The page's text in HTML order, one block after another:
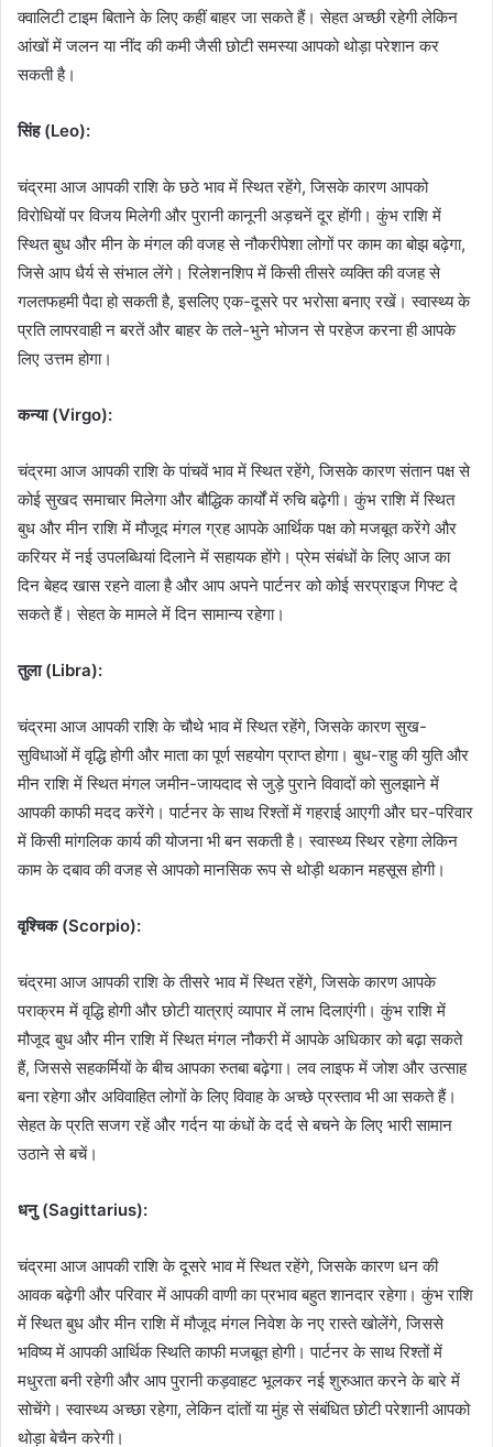
क्वालिटी टाइम बिताने के लिए कहीं बाहर जा सकते हैं। सेहत अच्छी रहेगी लेकिन
आंखों में जलन या नींद की कमी जैसी छोटी समस्या आपको थोड़ा परेशान कर
सकती है।
सिंह (Leo):
चंद्रमा आज आपकी राशि के छठे भाव में स्थित रहेंगे, जिसके कारण आपको
विरोधियों पर विजय मिलेगी और पुरानी कानूनी अड़चनें दूर होंगी। कुंभ राशि में
स्थित बुध और मीन के मंगल की वजह से नौकरीपेशा लोगों पर काम का बोझ बढ़ेगा,
जिसे आप धैर्य से संभाल लेंगे। रिलेशनशिप में किसी तीसरे व्यक्ति की वजह से
गलतफहमी पैदा हो सकती है, इसलिए एक-दूसरे पर भरोसा बनाए रखें। स्वास्थ्य के
प्रति लापरवाही न बरतें और बाहर के तले-भुने भोजन से परहेज करना ही आपके
लिए उत्तम होगा।
कन्या (Virgo):
चंद्रमा आज आपकी राशि के पांचवें भाव में स्थित रहेंगे, जिसके कारण संतान पक्ष से
कोई सुखद समाचार मिलेगा और बौद्धिक कार्यों में रुचि बढ़ेगी। कुंभ राशि में स्थित
बुध और मीन राशि में मौजूद मंगल ग्रह आपके आर्थिक पक्ष को मजबूत करेंगे और
करियर में नई उपलब्धियां दिलाने में सहायक होंगे। प्रेम संबंधों के लिए आज का
दिन बेहद खास रहने वाला है और आप अपने पार्टनर को कोई सरप्राइज गिफ्ट दे
सकते हैं। सेहत के मामले में दिन सामान्य रहेगा।
तुला (Libra):
चंद्रमा आज आपकी राशि के चौथे भाव में स्थित रहेंगे, जिसके कारण सुख-
सुविधाओं में वृद्धि होगी और माता का पूर्ण सहयोग प्राप्त होगा। बुध-राहु की युति और
मीन राशि में स्थित मंगल जमीन-जायदाद से जुड़े पुराने विवादों को सुलझाने में
आपकी काफी मदद करेंगे। पार्टनर के साथ रिश्तों में गहराई आएगी और घर-परिवार
में किसी मांगलिक कार्य की योजना भी बन सकती है। स्वास्थ्य स्थिर रहेगा लेकिन
काम के दबाव की वजह से आपको मानसिक रूप से थोड़ी थकान महसूस होगी।
वृश्चिक (Scorpio):
चंद्रमा आज आपकी राशि के तीसरे भाव में स्थित रहेंगे, जिसके कारण आपके
पराक्रम में वृद्धि होगी और छोटी यात्राएं व्यापार में लाभ दिलाएंगी। कुंभ राशि में
मौजूद बुध और मीन राशि में स्थित मंगल नौकरी में आपके अधिकार को बढ़ा सकते
हैं, जिससे सहकर्मियों के बीच आपका रुतबा बढ़ेगा। लव लाइफ में जोश और उत्साह
बना रहेगा और अविवाहित लोगों के लिए विवाह के अच्छे प्रस्ताव भी आ सकते हैं।
सेहत के प्रति सजग रहें और गर्दन या कंधों के दर्द से बचने के लिए भारी सामान
उठाने से बचें।
धनु (Sagittarius):
चंद्रमा आज आपकी राशि के दूसरे भाव में स्थित रहेंगे, जिसके कारण धन की
आवक बढ़ेगी और परिवार में आपकी वाणी का प्रभाव बहुत शानदार रहेगा। कुंभ राशि
में स्थित बुध और मीन राशि में मौजूद मंगल निवेश के नए रास्ते खोलेंगे, जिससे
भविष्य में आपकी आर्थिक स्थिति काफी मजबूत होगी। पार्टनर के साथ रिश्तों में
मधुरता बनी रहेगी और आप पुरानी कड़वाहट भूलकर नई शुरुआत करने के बारे में
सोचेंगे। स्वास्थ्य अच्छा रहेगा, लेकिन दांतों या मुंह से संबंधित छोटी परेशानी आपको
थोड़ा बेचैन करेगी।